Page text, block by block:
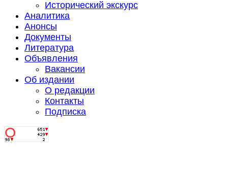
Исторический экскурс
Аналитика
Анонсы
Документы
Литература
Объявления
Вакансии
Об издании
О редакции
Контакты
Подписка